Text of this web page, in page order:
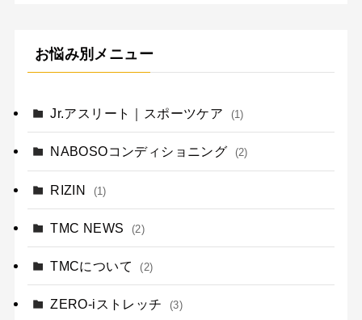
お悩み別メニュー
Jr.アスリート｜スポーツケア (1)
NABOSOコンディショニング (2)
RIZIN (1)
TMC NEWS (2)
TMCについて (2)
ZERO-iストレッチ (3)